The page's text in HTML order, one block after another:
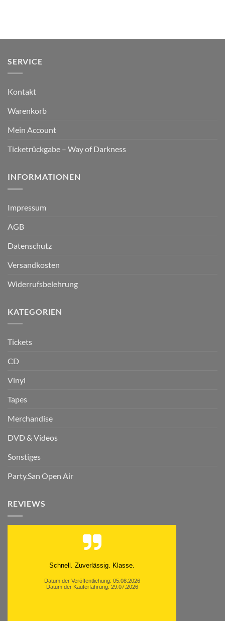
SERVICE
Kontakt
Warenkorb
Mein Account
Ticketrückgabe – Way of Darkness
INFORMATIONEN
Impressum
AGB
Datenschutz
Versandkosten
Widerrufsbelehrung
KATEGORIEN
Tickets
CD
Vinyl
Tapes
Merchandise
DVD & Videos
Sonstiges
Party.San Open Air
REVIEWS
Schnell. Zuverlässig. Klasse.
Datum der Veröffentlichung: 05.08.2026
Datum der Kauferfahrung: 29.07.2026